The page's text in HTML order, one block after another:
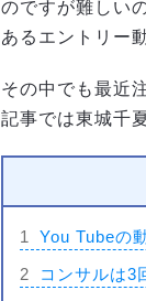
のですが難しい
あるエントリー
その中でも最近
記事では東城千
1
You Tubeの
2
コンサルは3